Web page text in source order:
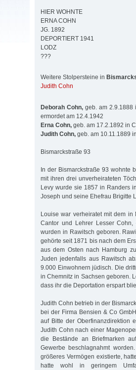
HIER WOHNTE
ERNA COHN
JG. 1892
DEPORTIERT 1941
LODZ
???
Weitere Stolpersteine in
Judith Cohn
Deborah Cohn,geb. am 2.9.1888
ermordet am 12.4.1942
Erna Cohn, geb. am 17.2.1892 in
Judith Cohn, geb. am 10.11.1889
Bismarckstraße 93
In der Bismarckstraße 93 wohnte
mit ihren drei unverheirateten
Levy wurde sie 1857 in Randers
Joseph und seine Ehefrau Brigitte
Louise war verheiratet mit dem
Cantor und Lehrer Lesser
wurden in Rawitsch geboren.
gehörte seit 1871 bis nach dem
aus dem Osten nach Hamburg
Juden jedenfalls aus Rawitsch
9.000 Einwohnern jüdisch. Die
in Chemnitz in Sachsen geboren.
dass ihr die Deportation erspart
Judith Cohn betrieb in der
bei der Firma Bensien & Co
auf Bitte der Oberfinanzdirektion
Judith Cohn nach einer
die Bestände an Briefmarken
Gewerbe beschlagnahmt
größeres Vermögen existierte,
hatte wohl in geringem